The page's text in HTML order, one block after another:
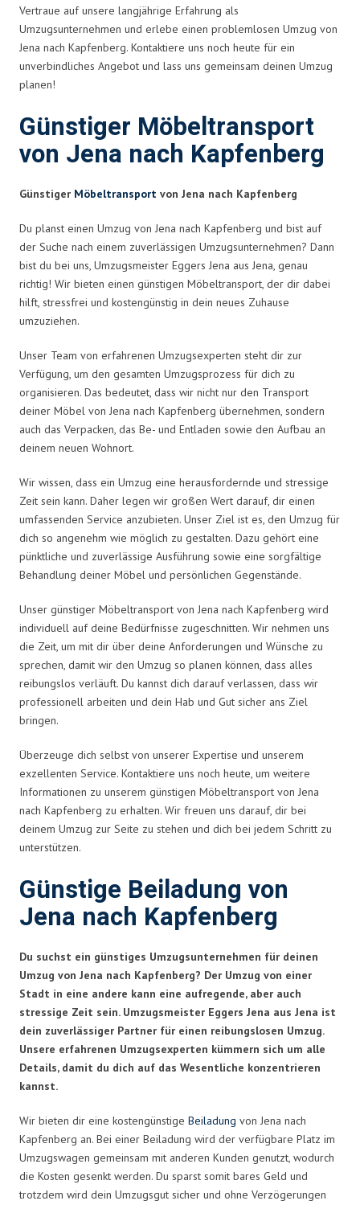
Vertraue auf unsere langjährige Erfahrung als
Umzugsunternehmen und erlebe einen problemlosen Umzug von
Jena nach Kapfenberg. Kontaktiere uns noch heute für ein
unverbindliches Angebot und lass uns gemeinsam deinen Umzug
planen!
Günstiger Möbeltransport
von Jena nach Kapfenberg
Günstiger Möbeltransport von Jena nach Kapfenberg
Du planst einen Umzug von Jena nach Kapfenberg und bist auf
der Suche nach einem zuverlässigen Umzugsunternehmen? Dann
bist du bei uns, Umzugsmeister Eggers Jena aus Jena, genau
richtig! Wir bieten einen günstigen Möbeltransport, der dir dabei
hilft, stressfrei und kostengünstig in dein neues Zuhause
umzuziehen.
Unser Team von erfahrenen Umzugsexperten steht dir zur
Verfügung, um den gesamten Umzugsprozess für dich zu
organisieren. Das bedeutet, dass wir nicht nur den Transport
deiner Möbel von Jena nach Kapfenberg übernehmen, sondern
auch das Verpacken, das Be- und Entladen sowie den Aufbau an
deinem neuen Wohnort.
Wir wissen, dass ein Umzug eine herausfordernde und stressige
Zeit sein kann. Daher legen wir großen Wert darauf, dir einen
umfassenden Service anzubieten. Unser Ziel ist es, den Umzug für
dich so angenehm wie möglich zu gestalten. Dazu gehört eine
pünktliche und zuverlässige Ausführung sowie eine sorgfältige
Behandlung deiner Möbel und persönlichen Gegenstände.
Unser günstiger Möbeltransport von Jena nach Kapfenberg wird
individuell auf deine Bedürfnisse zugeschnitten. Wir nehmen uns
die Zeit, um mit dir über deine Anforderungen und Wünsche zu
sprechen, damit wir den Umzug so planen können, dass alles
reibungslos verläuft. Du kannst dich darauf verlassen, dass wir
professionell arbeiten und dein Hab und Gut sicher ans Ziel
bringen.
Überzeuge dich selbst von unserer Expertise und unserem
exzellenten Service. Kontaktiere uns noch heute, um weitere
Informationen zu unserem günstigen Möbeltransport von Jena
nach Kapfenberg zu erhalten. Wir freuen uns darauf, dir bei
deinem Umzug zur Seite zu stehen und dich bei jedem Schritt zu
unterstützen.
Günstige Beiladung von
Jena nach Kapfenberg
Du suchst ein günstiges Umzugsunternehmen für deinen
Umzug von Jena nach Kapfenberg? Der Umzug von einer
Stadt in eine andere kann eine aufregende, aber auch
stressige Zeit sein. Umzugsmeister Eggers Jena aus Jena ist
dein zuverlässiger Partner für einen reibungslosen Umzug.
Unsere erfahrenen Umzugsexperten kümmern sich um alle
Details, damit du dich auf das Wesentliche konzentrieren
kannst.
Wir bieten dir eine kostengünstige Beiladung von Jena nach
Kapfenberg an. Bei einer Beiladung wird der verfügbare Platz im
Umzugswagen gemeinsam mit anderen Kunden genutzt, wodurch
die Kosten gesenkt werden. Du sparst somit bares Geld und
trotzdem wird dein Umzugsgut sicher und ohne Verzögerungen